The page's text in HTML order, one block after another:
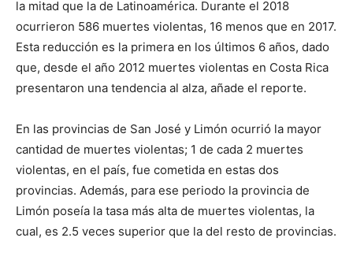
la mitad que la de Latinoamérica. Durante el 2018
ocurrieron 586 muertes violentas, 16 menos que en 2017.
Esta reducción es la primera en los últimos 6 años, dado
que, desde el año 2012 muertes violentas en Costa Rica
presentaron una tendencia al alza, añade el reporte.
En las provincias de San José y Limón ocurrió la mayor
cantidad de muertes violentas; 1 de cada 2 muertes
violentas, en el país, fue cometida en estas dos
provincias. Además, para ese periodo la provincia de
Limón poseía la tasa más alta de muertes violentas, la
cual, es 2.5 veces superior que la del resto de provincias.